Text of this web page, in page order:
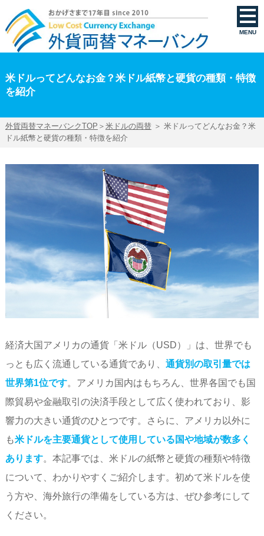
MENU
米ドルってどんなお金？米ドル紙幣と硬貨の種類・特徴を紹介 | 外貨両替マネーバンク
米ドルってどんなお金？米ドル紙幣と硬貨の種類・特徴
を紹介
外貨両替マネーバンクTOP ＞ 米ドルの両替 ＞ 米ドルってどんなお金？米
ドル紙幣と硬貨の種類・特徴を紹介
経済大国アメリカの通貨「米ドル（USD）」は、世界でも
っとも広く流通している通貨であり、 通貨別の取引量では
世界第1位です。アメリカ国内はもちろん、世界各国でも国
際貿易や金融取引の決済手段として広く使われており、影
響力の大きい通貨のひとつです。さらに、アメリカ以外に
も米ドルを主要通貨として使用している国や地域が数多く
あります。本記事では、米ドルの紙幣と硬貨の種類や特徴
について、わかりやすくご紹介します。初めて米ドルを使
う方や、海外旅行の準備をしている方は、ぜひ参考にして
ください。